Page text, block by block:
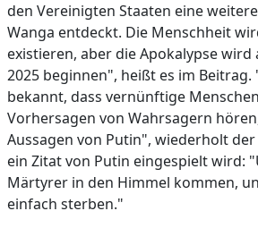
den Vereinigten Staaten eine
Wanga entdeckt. Die Menschheit
existieren, aber die Apokalypse wird
2025 beginnen", heißt es im Beitrag.
bekannt, dass vernünftige
Vorhersagen von Wahrsagern
Aussagen von Putin", wiederholt
ein Zitat von Putin eingespielt wird:
Märtyrer in den Himmel kommen,
einfach sterben."